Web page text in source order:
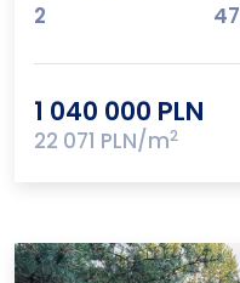
2
1 040 000 PLN
22 071 PLN/m2